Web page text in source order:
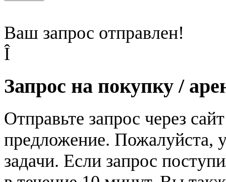
Ваш запрос отправлен!
Î
Запрос на покупку /
Отправьте запрос через
предложение. Пожалуйста,
задачи. Если запрос